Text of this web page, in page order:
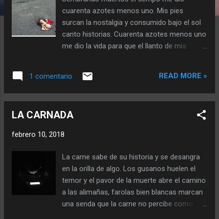
cuarenta azotes menos uno. Mis pies
surcan la nostalgia y consumido bajo el sol
canto historias. Cuarenta azotes menos uno
me dio la vida para que el llanto de mis
el campo los otros con guadañas en sus
manos entretejen sus cabellos esperando a
vapores de muertos que no prendieron.
angustia de familias que me culpan por mal
campos sembrando muertos fertilizados
con culpa para una buena queja. Cuarenta
azotes menos uno me da la vergüenza. por
no haber detenido a tiempo la saprofita vida
que lo consume todo. Los otros escuchan a
1 comentario READ MORE »
LA CARNADA
febrero 10, 2018
La carne sabe de su historia y se desangra
en la orilla de algo. Los gusanos huelen el
temor y el pavor de la muerte abre el camino
a las alimañas, farolas bien blancas marcan
una senda que la carne no percibe como